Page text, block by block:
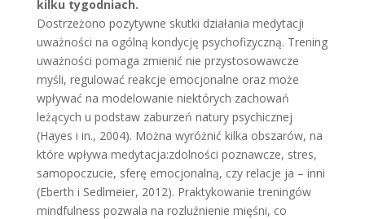
kilku tygodniach.
Dostrzeżono pozytywne skutki działania medytacji
uważności na ogólną kondycję psychofizyczną. Trening
uważności pomaga zmienić nie przystosowawcze
myśli, regulować reakcje emocjonalne oraz może
wpływać na modelowanie niektórych zachowań
leżących u podstaw zaburzeń natury psychicznej
(Hayes i in., 2004). Można wyróżnić kilka obszarów, na
które wpływa medytacja:zdolności poznawcze, stres,
samopoczucie, sferę emocjonalną, czy relacje ja – inni
(Eberth i Sedlmeier, 2012). Praktykowanie treningów
mindfulness pozwala na rozluźnienie mięśni, co